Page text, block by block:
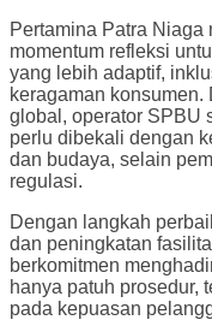
Pertamina Patra
momentum refleksi
yang lebih adaptif,
keragaman
global, operator SPBU
perlu dibekali dengan
dan budaya, selain
regulasi.
Dengan langkah
dan peningkatan
berkomitmen
hanya patuh prosedur,
pada kepuasan